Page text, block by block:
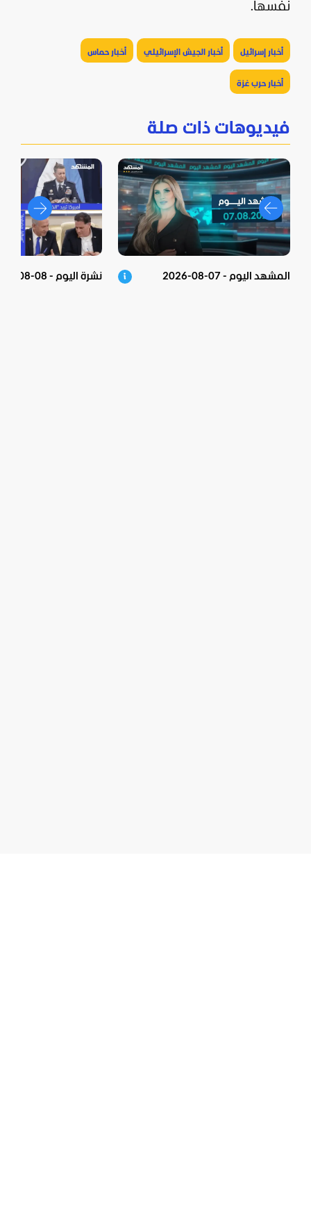
نفسها.
أخبار إسرائيل أخبار الجيش الإسرائيلي أخبار حماس
أخبار حرب غزة
فيديوهات ذات صلة
المشهد اليوم - 07-08-2026 نشرة اليوم - 08-08-2026